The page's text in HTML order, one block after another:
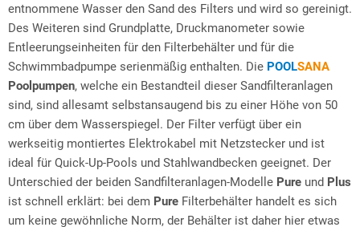
entnommene Wasser den Sand des Filters und wird so gereinigt.
Des Weiteren sind Grundplatte, Druckmanometer sowie
Entleerungseinheiten für den Filterbehälter und für die
Schwimmbadpumpe serienmäßig enthalten. Die POOLSANA
Poolpumpen, welche ein Bestandteil dieser Sandfilteranlagen
sind, sind allesamt selbstansaugend bis zu einer Höhe von 50
cm über dem Wasserspiegel. Der Filter verfügt über ein
werkseitig montiertes Elektrokabel mit Netzstecker und ist
ideal für Quick-Up-Pools und Stahlwandbecken geeignet. Der
Unterschied der beiden Sandfilteranlagen-Modelle Pure und Plus
ist schnell erklärt: bei dem Pure Filterbehälter handelt es sich
um keine gewöhnliche Norm, der Behälter ist daher hier etwas